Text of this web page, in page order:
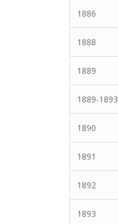
1886
1888
1889
1889-1893
1890
1891
1892
1893